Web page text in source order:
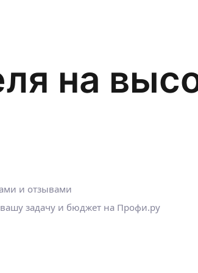
на
и отзывами
задачу и бюджет на Профи.ру